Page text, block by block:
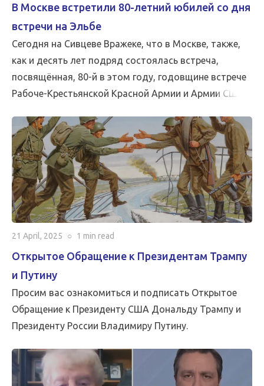
В Москве встретили 80-летний юбилей со дня
встречи на Эльбе
Сегодня на Сивцеве Вражеке, что в Москве, также,
как и десять лет подряд состоялась встреча,
посвящённая, 80-й в этом году, годовщине встрече
Рабоче-Крестьянской Красной Армии и Армии США
21 April, 2025 ○ 1 min read
Открытое Обращение к Президентам Трампу
и Путину
Просим вас ознакомиться и подписать Открытое
Обращение к Президенту США Дональду Трампу и
Президенту России Владимиру Путину.